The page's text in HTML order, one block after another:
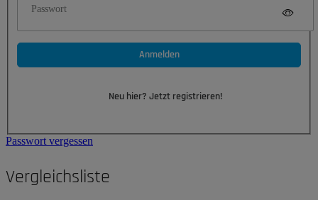
Passwort
Anmelden
Neu hier? Jetzt registrieren!
Passwort vergessen
Vergleichsliste